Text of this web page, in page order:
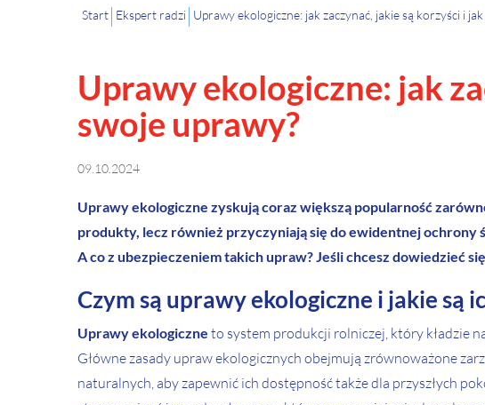
Start Ekspert radzi Uprawy ekologiczne: jak zaczynać, jakie są korzyści i
Uprawy ekologiczne: jak
swoje uprawy?
09.10.2024
Uprawy ekologiczne zyskują coraz większą popularność
produkty, lecz również przyczyniają się do ewidentnej ochrony
A co z ubezpieczeniem takich upraw? Jeśli chcesz dowiedzieć
Czym są uprawy ekologiczne i jakie są
Uprawy ekologiczne to system produkcji rolniczej, który kładzie
Główne zasady upraw ekologicznych obejmują zrównoważone
naturalnych, aby zapewnić ich dostępność także dla przyszłych